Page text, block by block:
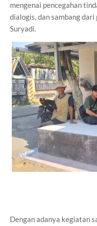
mengenai pencegahan
dialogis, dan sambang
Suryadi.
Dengan adanya kegiatan